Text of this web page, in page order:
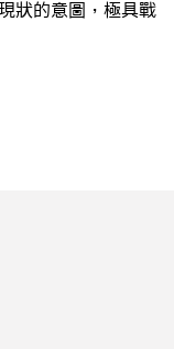
狀的意圖，極具戰